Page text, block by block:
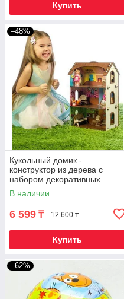
Купить
–48%
Кукольный домик -
конструктор из дерева с
набором декоративных
наклеек («Лоли»)
В наличии
6 599 ₸ 12 600 ₸
Купить
–62%